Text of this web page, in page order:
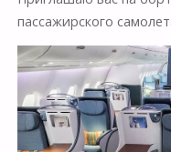
пассажирского